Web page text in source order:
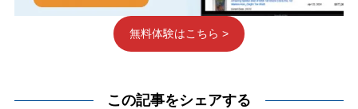
無料体験はこちら >
この記事をシェアする